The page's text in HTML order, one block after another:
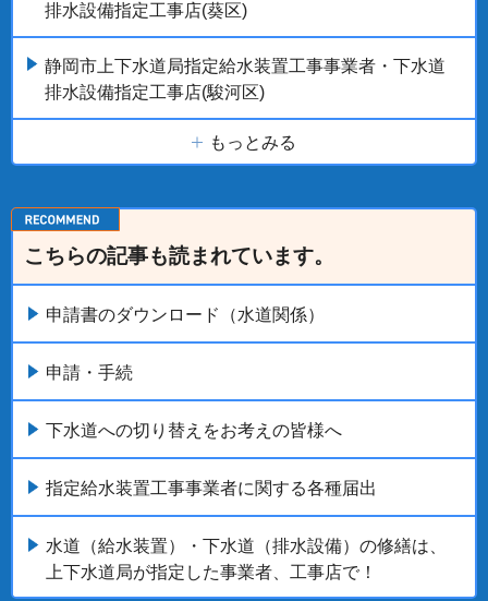
排水設備指定工事店(葵区)
静岡市上下水道局指定給水装置工事事業者・下水道
排水設備指定工事店(駿河区)
もっとみる
こちらの記事も読まれています。
申請書のダウンロード（水道関係）
申請・手続
下水道への切り替えをお考えの皆様へ
指定給水装置工事事業者に関する各種届出
水道（給水装置）・下水道（排水設備）の修繕は、
上下水道局が指定した事業者、工事店で！